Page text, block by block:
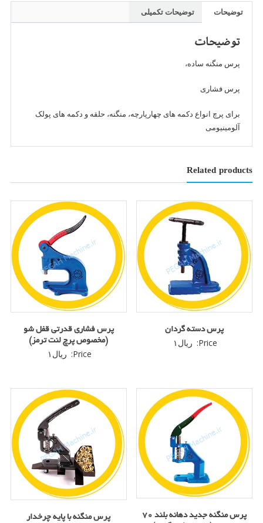
میلیمتر(3.600
کیلوگرمی)
توضیحات توضیحات تکمیلی
توضیحات
پرس منگنه ساده،
پرس فشاری
برای پرچ انواع دکمه های چهارپارچه، منگنه، حلقه و دکمه های پولک
آلومینیومی
Related products
پرس دسته گردان
Price: ریال ۱
پرس فشاری قدرتی قفل شو
(مخصوص پرچ لنت ترمز)
Price: ریال ۱
پرس منگنه جدید دهانه بلند 70
پرس منگنه با پایه چرخدار